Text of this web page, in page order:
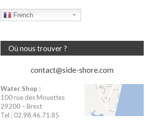
French
Où nous trouver ?
contact@side-shore.com
Water Shop :
100 rue des Mouettes
29200 – Brest
Tel : 02.98.46.71.85